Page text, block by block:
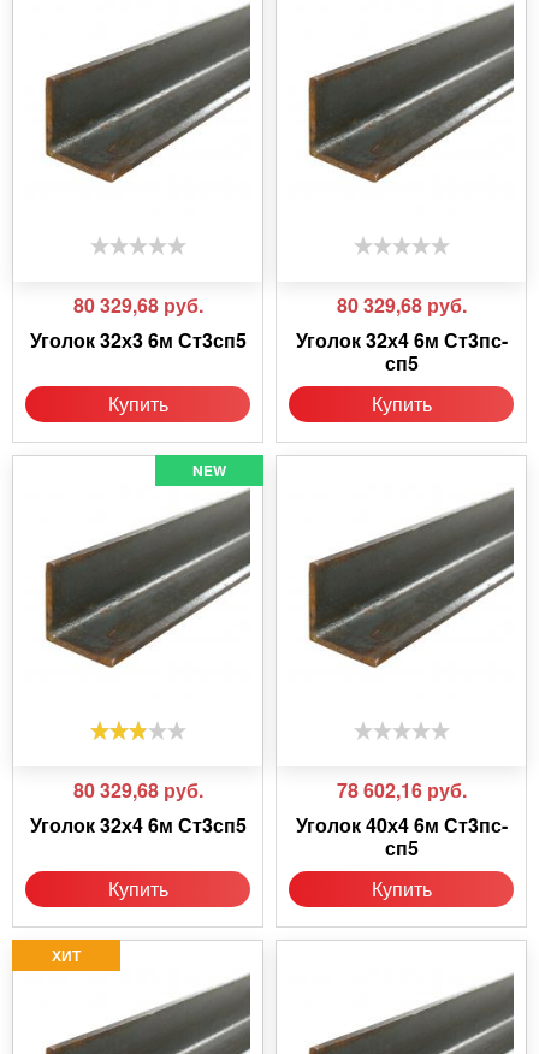
80 329,68 руб.
Уголок 32х3 6м Ст3сп5
Купить
80 329,68 руб.
Уголок 32х4 6м Ст3пс-
сп5
Купить
NEW
80 329,68 руб.
Уголок 32х4 6м Ст3сп5
Купить
78 602,16 руб.
Уголок 40х4 6м Ст3пс-
сп5
Купить
ХИТ